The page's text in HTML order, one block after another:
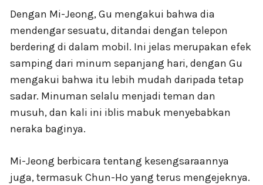
Dengan Mi-Jeong, Gu mengakui bahwa dia
mendengar sesuatu, ditandai dengan telepon
berdering di dalam mobil. Ini jelas merupakan efek
samping dari minum sepanjang hari, dengan Gu
mengakui bahwa itu lebih mudah daripada tetap
sadar. Minuman selalu menjadi teman dan
musuh, dan kali ini iblis mabuk menyebabkan
neraka baginya.
Mi-Jeong berbicara tentang kesengsaraannya
juga, termasuk Chun-Ho yang terus mengejeknya.